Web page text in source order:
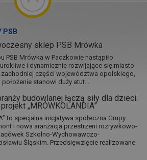
PSB
sklep PSB Mrówka
PSB Mrówka w Paczkowie nastąpiło
i dynamicznie rozwijające się miasto
zachodniej części województwa opolskiego,
stanowi duży atut...
budowlanej łączą siły dla dzieci.
„MRÓWKOLANDIA”
to specjalna inicjatywa społeczna Grupy
i nowa aranżacja przestrzeni rozrywkowo-
Szkolno-Wychowawczo-
Śląskim. Przedsięwzięcie realizowane